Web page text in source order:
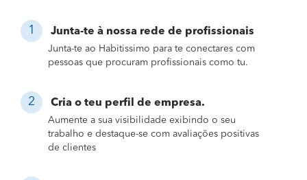
Junta-te à nossa rede de profissionais
Junta-te ao Habitissimo para te conectares com
pessoas que procuram profissionais como tu.
Cria o teu perfil de empresa.
Aumente a sua visibilidade exibindo o seu
trabalho e destaque-se com avaliações positivas
de clientes